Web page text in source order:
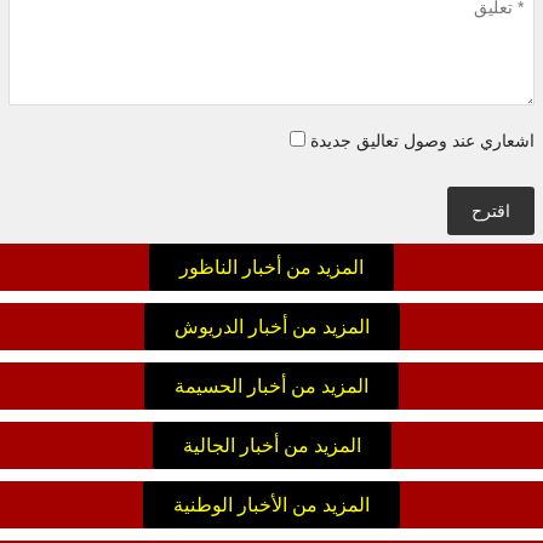
اشعاري عند وصول تعاليق جديدة
اقترح
المزيد من أخبار الناظور
المزيد من أخبار الدريوش
المزيد من أخبار الحسيمة
المزيد من أخبار الجالية
المزيد من الأخبار الوطنية